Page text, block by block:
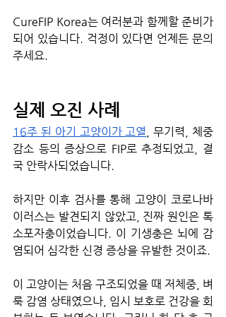
CureFIP Korea는 여러분과 함께할 준비가
되어 있습니다. 걱정이 있다면 언제든 문의
주세요.
실제 오진 사례
16주 된 아기 고양이가 고열
, 무기력, 체중
감소 등의 증상으로 FIP로 추정되었고, 결
국 안락사되었습니다.
하지만 이후 검사를 통해 고양이 코로나바
이러스는 발견되지 않았고, 진짜 원인은 톡
소포자충이었습니다. 이 기생충은 뇌에 감
염되어 심각한 신경 증상을 유발한 것이죠.
이 고양이는 처음 구조되었을 때 저체중, 벼
룩 감염 상태였으나, 임시 보호로 건강을 회